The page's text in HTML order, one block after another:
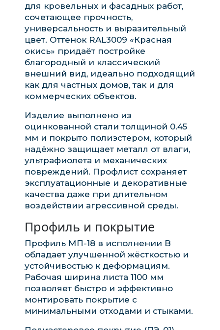
для кровельных и фасадных работ,
сочетающее прочность,
универсальность и выразительный
цвет. Оттенок RAL3009 «Красная
окись» придаёт постройке
благородный и классический
внешний вид, идеально подходящий
как для частных домов, так и для
коммерческих объектов.
Изделие выполнено из
оцинкованной стали толщиной 0.45
мм и покрыто полиэстером, который
надёжно защищает металл от влаги,
ультрафиолета и механических
повреждений. Профлист сохраняет
эксплуатационные и декоративные
качества даже при длительном
воздействии агрессивной среды.
Профиль и покрытие
Профиль МП-18 в исполнении B
обладает улучшенной жёсткостью и
устойчивостью к деформациям.
Рабочая ширина листа 1100 мм
позволяет быстро и эффективно
монтировать покрытие с
минимальными отходами и стыками.